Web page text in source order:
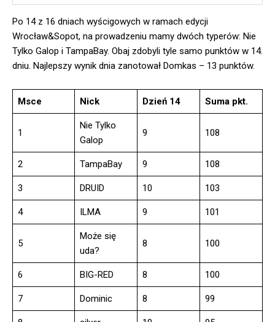
Po 14 z 16 dniach wyścigowych w ramach edycji
Wrocław&Sopot, na prowadzeniu mamy dwóch typerów: Nie
Tylko Galop i TampaBay. Obaj zdobyli tyle samo punktów w 14.
dniu. Najlepszy wynik dnia zanotował Domkas – 13 punktów.
Msce Nick Dzień 14 Suma pkt.
1
Nie Tylko
Galop
9 108
2 TampaBay 9 108
3 DRUID 10 103
4 ILMA 9 101
5
Może się
uda?
8 100
6 BIG-RED 8 100
7 Dominic 8 99